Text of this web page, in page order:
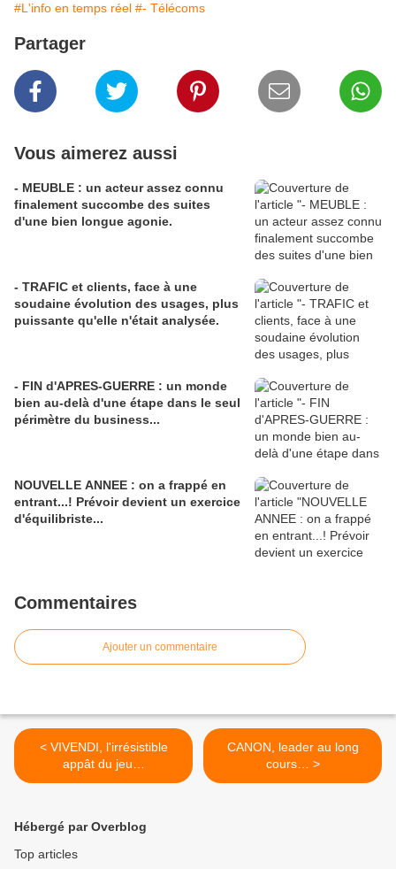
#L'info en temps réel #- Télécoms
Partager
Vous aimerez aussi
- MEUBLE : un acteur assez connu
finalement succombe des suites
d'une bien longue agonie.
- TRAFIC et clients, face à une
soudaine évolution des usages, plus
puissante qu'elle n'était analysée.
- FIN d'APRES-GUERRE : un monde
bien au-delà d'une étape dans le seul
périmètre du business...
NOUVELLE ANNEE : on a frappé en
entrant...! Prévoir devient un exercice
d'équilibriste...
Commentaires
Ajouter un commentaire
< VIVENDI, l'irrésistible
appât du jeu…
CANON, leader au long
cours… >
Hébergé par Overblog
Top articles